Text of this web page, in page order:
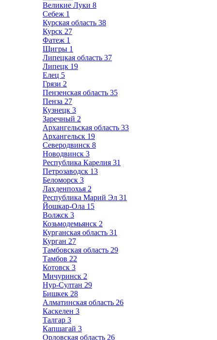
Великие Луки 8
Себеж 1
Курская область 38
Курск 27
Фатеж 1
Щигры 1
Липецкая область 37
Липецк 19
Елец 5
Грязи 2
Пензенская область 35
Пенза 27
Кузнецк 3
Заречный 2
Архангельская область 33
Архангельск 19
Северодвинск 8
Новодвинск 3
Республика Карелия 31
Петрозаводск 13
Беломорск 3
Лахденпохья 2
Республика Марий Эл 31
Йошкар-Ола 15
Волжск 3
Козьмодемьянск 2
Курганская область 31
Курган 27
Тамбовская область 29
Тамбов 22
Котовск 3
Мичуринск 2
Нур-Султан 29
Бишкек 28
Алматинская область 26
Каскелен 3
Талгар 3
Капшагай 3
Орловская область 26